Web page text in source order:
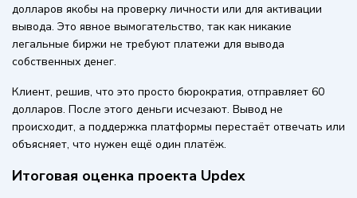
долларов якобы на проверку личности или для активации
вывода. Это явное вымогательство, так как никакие
легальные биржи не требуют платежи для вывода
собственных денег.
Клиент, решив, что это просто бюрократия, отправляет 60
долларов. После этого деньги исчезают. Вывод не
происходит, а поддержка платформы перестаёт отвечать или
объясняет, что нужен ещё один платёж.
Итоговая оценка проекта Updex